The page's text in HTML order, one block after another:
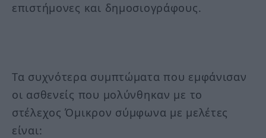
επιστήμονες και δημοσιογράφους.
Τα συχνότερα συμπτώματα που εμφάνισαν
οι ασθενείς που μολύνθηκαν με το
στέλεχος Όμικρον σύμφωνα με μελέτες
είναι: